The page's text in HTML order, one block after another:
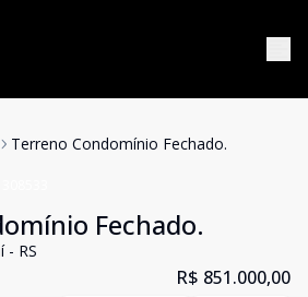
Terreno Condomínio Fechado.
Fechado.
- RS
R$ 851.000,00